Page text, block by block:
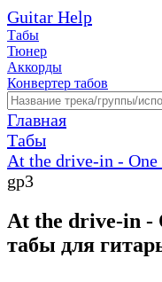
Guitar Help
Табы
Тюнер
Аккорды
Конвертер табов
Главная
Табы
At the drive-in - One
gp3
At the drive-in -
табы для